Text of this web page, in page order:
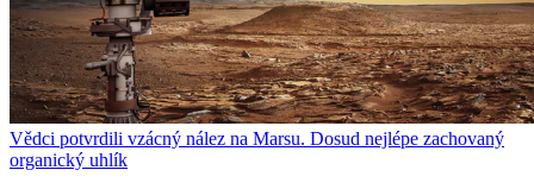
Vědci potvrdili vzácný nález na Marsu. Dosud nejlépe zachovaný
organický uhlík